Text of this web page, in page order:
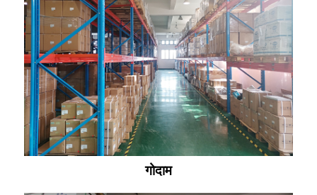
गोदाम